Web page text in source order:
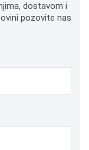
dostavom i
pozovite nas